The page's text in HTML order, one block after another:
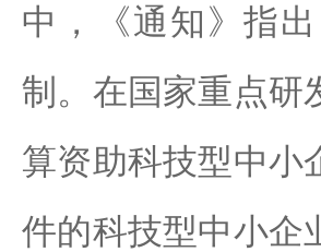
中，《通知》指
制。在国家重点研
算资助科技型中小
件的科技型中小企